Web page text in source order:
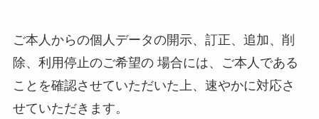
ご本人からの個人データの開示、訂正、追加、削
除、利用停止のご希望の 場合には、ご本人である
ことを確認させていただいた上、速やかに対応さ
せていただきます。